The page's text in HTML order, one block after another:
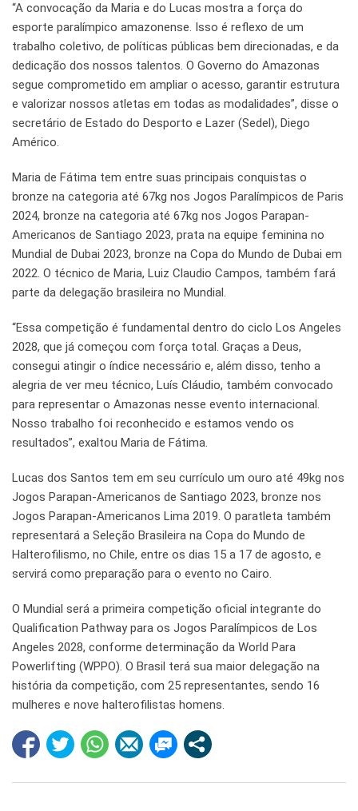
“A convocação da Maria e do Lucas mostra a força do
esporte paralímpico amazonense. Isso é reflexo de um
trabalho coletivo, de políticas públicas bem direcionadas, e da
dedicação dos nossos talentos. O Governo do Amazonas
segue comprometido em ampliar o acesso, garantir estrutura
e valorizar nossos atletas em todas as modalidades”, disse o
secretário de Estado do Desporto e Lazer (Sedel), Diego
Américo.
Maria de Fátima tem entre suas principais conquistas o
bronze na categoria até 67kg nos Jogos Paralímpicos de Paris
2024, bronze na categoria até 67kg nos Jogos Parapan-
Americanos de Santiago 2023, prata na equipe feminina no
Mundial de Dubai 2023, bronze na Copa do Mundo de Dubai em
2022. O técnico de Maria, Luiz Claudio Campos, também fará
parte da delegação brasileira no Mundial.
“Essa competição é fundamental dentro do ciclo Los Angeles
2028, que já começou com força total. Graças a Deus,
consegui atingir o índice necessário e, além disso, tenho a
alegria de ver meu técnico, Luís Cláudio, também convocado
para representar o Amazonas nesse evento internacional.
Nosso trabalho foi reconhecido e estamos vendo os
resultados”, exaltou Maria de Fátima.
Lucas dos Santos tem em seu currículo um ouro até 49kg nos
Jogos Parapan-Americanos de Santiago 2023, bronze nos
Jogos Parapan-Americanos Lima 2019. O paratleta também
representará a Seleção Brasileira na Copa do Mundo de
Halterofilismo, no Chile, entre os dias 15 a 17 de agosto, e
servirá como preparação para o evento no Cairo.
O Mundial será a primeira competição oficial integrante do
Qualification Pathway para os Jogos Paralímpicos de Los
Angeles 2028, conforme determinação da World Para
Powerlifting (WPPO). O Brasil terá sua maior delegação na
história da competição, com 25 representantes, sendo 16
mulheres e nove halterofilistas homens.